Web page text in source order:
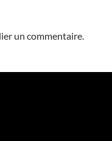
un commentaire.